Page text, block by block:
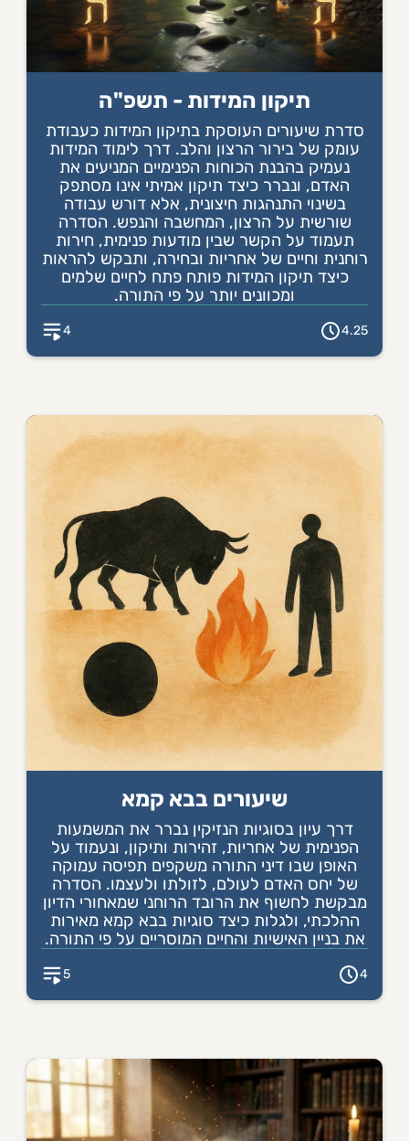
תיקון המידות - תשפ"ה
סדרת שיעורים העוסקת בתיקון המידות כעבודת
עומק של בירור הרצון והלב. דרך לימוד המידות
נעמיק בהבנת הכוחות הפנימיים המניעים את
האדם, ונברר כיצד תיקון אמיתי אינו מסתפק
בשינוי התנהגות חיצונית, אלא דורש עבודה
שורשית על הרצון, המחשבה והנפש. הסדרה
תעמוד על הקשר שבין מודעות פנימית, חירות
רוחנית וחיים של אחריות ובחירה, ותבקש להראות
כיצד תיקון המידות פותח פתח לחיים שלמים
ומכוונים יותר על פי התורה.
4.25
4
שיעורים בבא קמא
דרך עיון בסוגיות הנזיקין נברר את המשמעות
הפנימית של אחריות, זהירות ותיקון, ונעמוד על
האופן שבו דיני התורה משקפים תפיסה עמוקה
של יחס האדם לעולם, לזולתו ולעצמו. הסדרה
מבקשת לחשוף את הרובד הרוחני שמאחורי הדיון
ההלכתי, ולגלות כיצד סוגיות בבא קמא מאירות
את בניין האישיות והחיים המוסריים על פי התורה.
4
5